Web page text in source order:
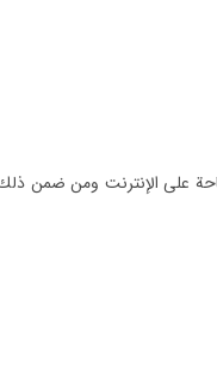
على الإنترنت ومن